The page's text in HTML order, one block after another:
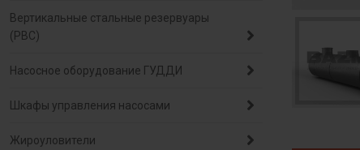
Вертикальные стальные резервуары
(РВС)
Насосное оборудование ГУДДИ
Шкафы управления насосами
Жироуловители